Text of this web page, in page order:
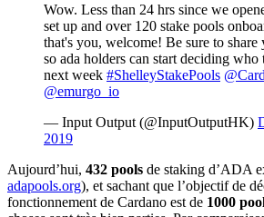
Wow. Less than 24 hrs since we
set up and over 120 stake pools
that's you, welcome! Be sure to
so ada holders can start deciding who
next week #ShelleyStakePools
@emurgo_io
— Input Output (@InputOutputHK)
2019
Aujourd’hui, 432 pools de staking d’ADA
adapools.org), et sachant que l’objectif de
fonctionnement de Cardano est de 1000